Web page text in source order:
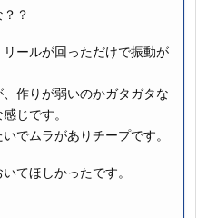
？
ールが回っただけで振動が
作りが弱いのかガタガタな
じです。
でムラがありチープです。
てほしかったです。